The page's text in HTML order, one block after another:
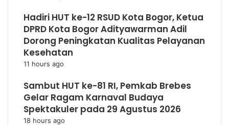
Hadiri HUT ke-12 RSUD Kota Bogor, Ketua
DPRD Kota Bogor Adityawarman Adil
Dorong Peningkatan Kualitas Pelayanan
Kesehatan
11 hours ago
Sambut HUT ke-81 RI, Pemkab Brebes
Gelar Ragam Karnaval Budaya
Spektakuler pada 29 Agustus 2026
18 hours ago